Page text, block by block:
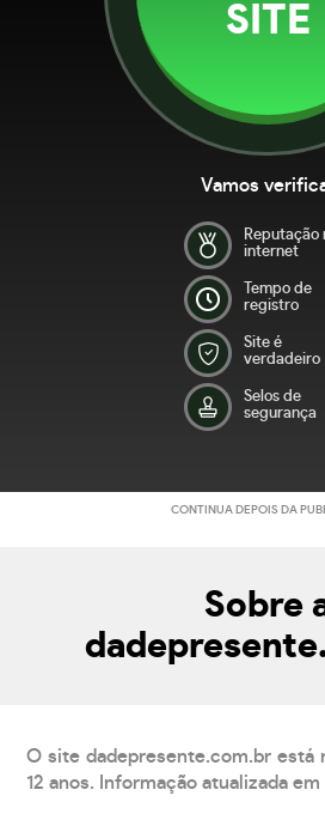
SITE
Vamos
Reputação
internet
Tempo de
registro
Site é
verdadeiro
Selos de
segurança
CONTINUA DEPOIS DA
Sobre
O site dadepresente.com.br está
12 anos. Informação atualizada